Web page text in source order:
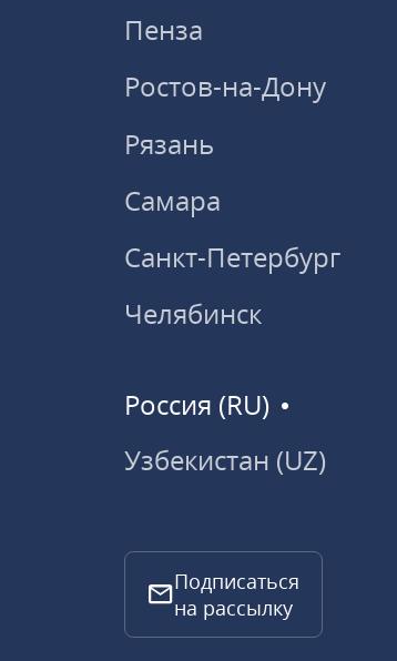
Пенза
Ростов-на-Дону
Рязань
Самара
Санкт-Петербург
Челябинск
Россия (RU)
Узбекистан (UZ)
Подписаться
на рассылку